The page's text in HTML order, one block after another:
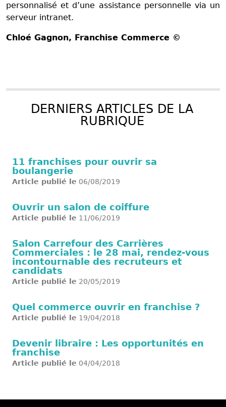
personnalisé et d’une assistance personnelle via un
serveur intranet.
Chloé Gagnon, Franchise Commerce ©
DERNIERS ARTICLES DE LA
RUBRIQUE
11 franchises pour ouvrir sa
boulangerie
Article publié le 06/08/2019
Ouvrir un salon de coiffure
Article publié le 11/06/2019
Salon Carrefour des Carrières
Commerciales : le 28 mai, rendez-vous
incontournable des recruteurs et
candidats
Article publié le 20/05/2019
Quel commerce ouvrir en franchise ?
Article publié le 19/04/2018
Devenir libraire : Les opportunités en
franchise
Article publié le 04/04/2018